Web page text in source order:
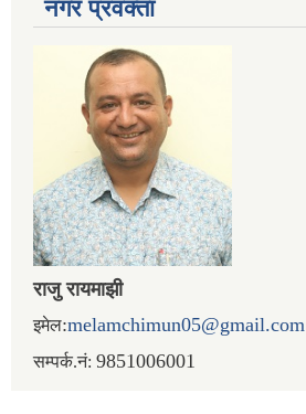
नगर प्रव‌क्ता
राजु रायमाझी
इमेल:melamchimun05@gmail.com
सम्पर्क.नं: 9851006001